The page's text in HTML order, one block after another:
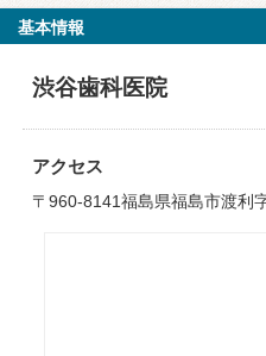
基本情報
渋谷歯科医院
アクセス
〒960-8141福島県福島市渡利